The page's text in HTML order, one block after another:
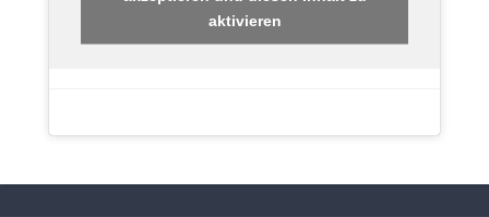
aktivieren